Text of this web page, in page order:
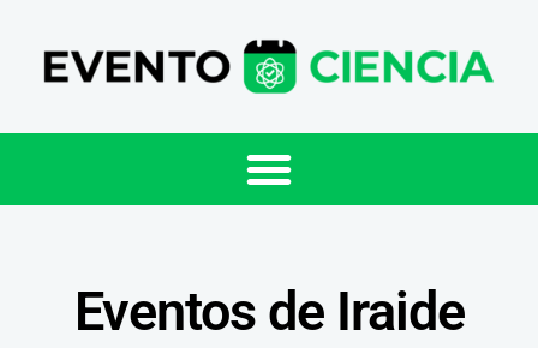
Eventos de Iraide